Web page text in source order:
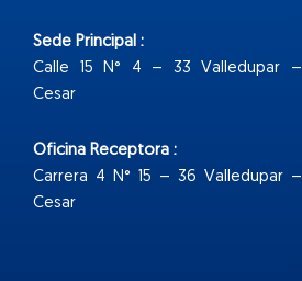
Sede Principal :
Calle 15 N° 4 – 33 Valledupar –
Cesar
Oficina Receptora :
Carrera 4 N° 15 – 36 Valledupar –
Cesar